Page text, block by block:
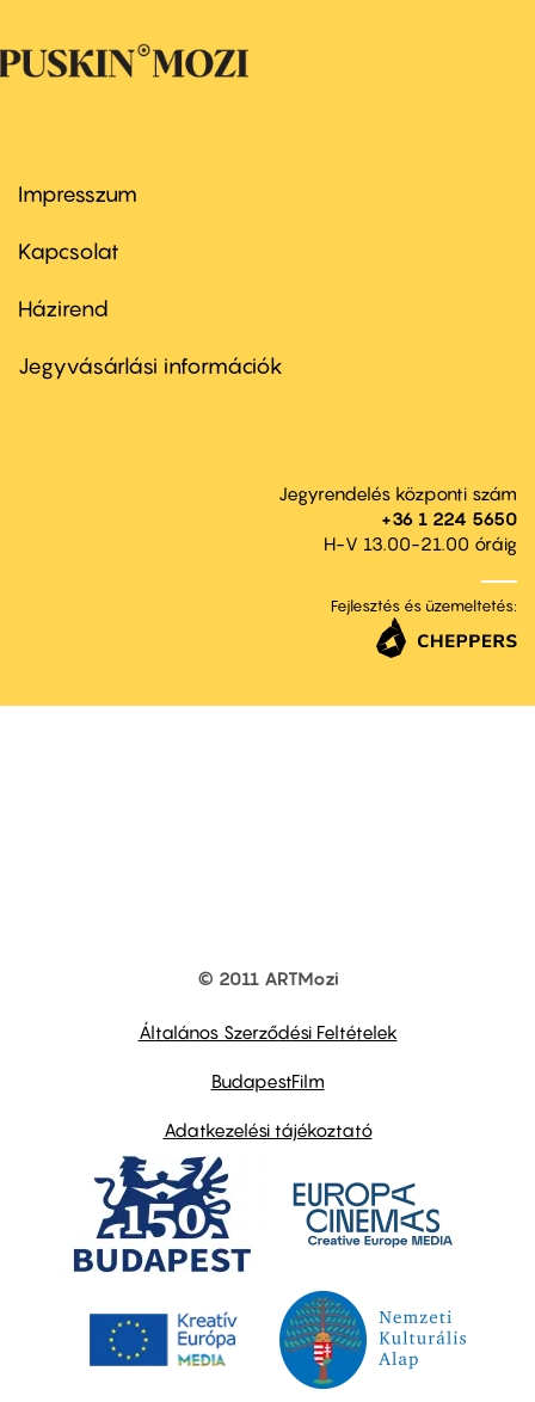
Footer
first
Impresszum
Kapcsolat
Footer
second
Házirend
Jegyvásárlási információk
Jegyrendelés központi szám
+36 1 224 5650
H-V 13.00-21.00 óráig
Fejlesztés és üzemeltetés:
© 2011 ARTMozi
Általános Szerződési Feltételek
BudapestFilm
Adatkezelési tájékoztató